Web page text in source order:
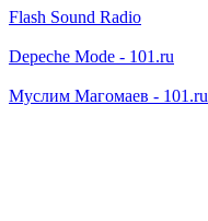
Flash Sound Radio
Depeche Mode - 101.ru
Муслим Магомаев - 101.ru